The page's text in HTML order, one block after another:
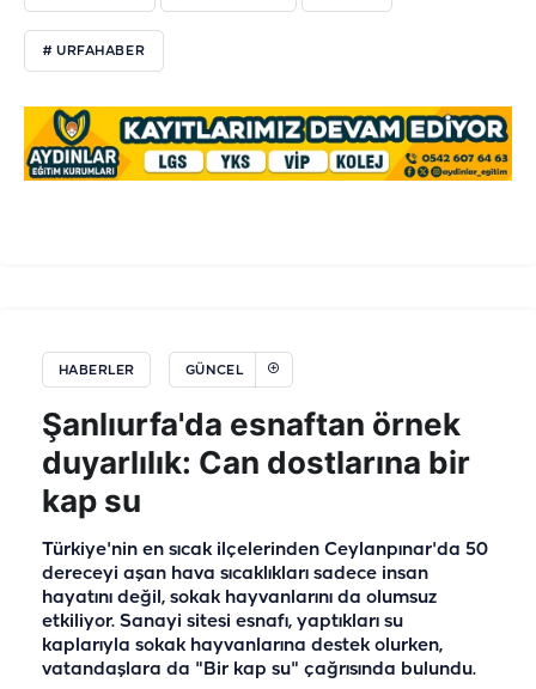
# URFAHABER
HABERLER GÜNCEL
Şanlıurfa'da esnaftan örnek
duyarlılık: Can dostlarına bir
kap su
Türkiye'nin en sıcak ilçelerinden Ceylanpınar'da 50
dereceyi aşan hava sıcaklıkları sadece insan
hayatını değil, sokak hayvanlarını da olumsuz
etkiliyor. Sanayi sitesi esnafı, yaptıkları su
kaplarıyla sokak hayvanlarına destek olurken,
vatandaşlara da "Bir kap su" çağrısında bulundu.